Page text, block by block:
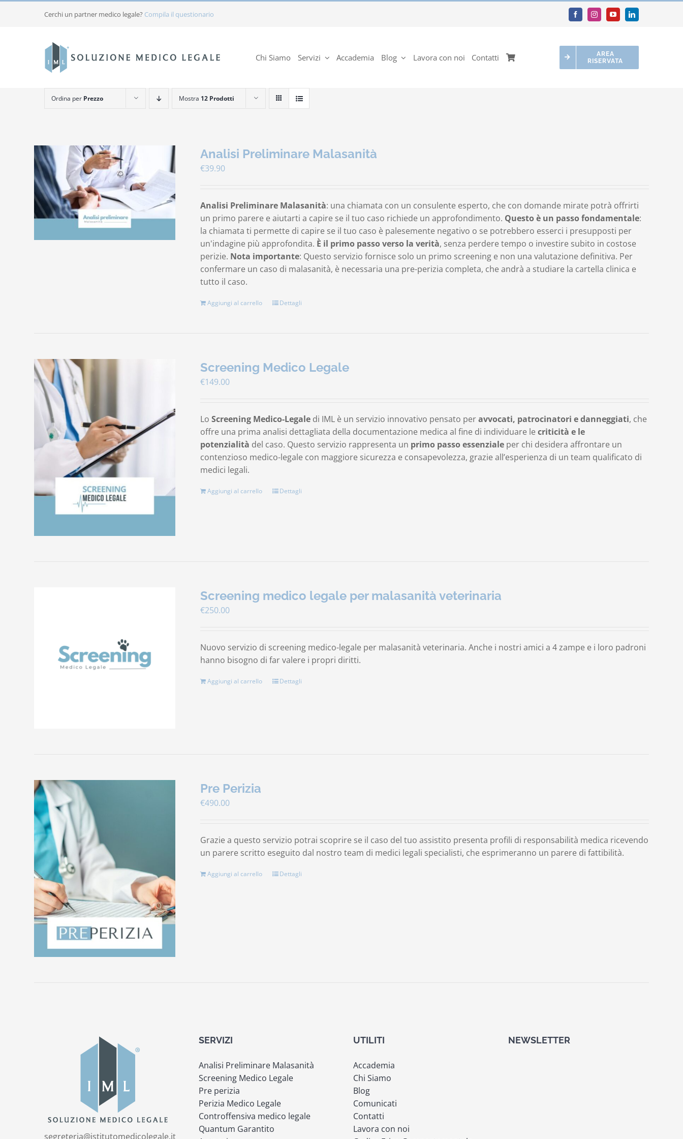
Cerchi un partner medico legale? Compila il questionario
Chi Siamo Servizi Accademia Blog Lavora con noi Contatti
AREA
RISERVATA
Ordina per Prezzo Mostra 12 Prodotti
Analisi Preliminare Malasanità
€39.90
Analisi Preliminare Malasanità: una chiamata con un consulente esperto, che con domande mirate potrà offrirti
un primo parere e aiutarti a capire se il tuo caso richiede un approfondimento. Questo è un passo fondamentale:
la chiamata ti permette di capire se il tuo caso è palesemente negativo o se potrebbero esserci i presupposti per
un'indagine più approfondita. È il primo passo verso la verità, senza perdere tempo o investire subito in costose
perizie. Nota importante: Questo servizio fornisce solo un primo screening e non una valutazione definitiva. Per
confermare un caso di malasanità, è necessaria una pre-perizia completa, che andrà a studiare la cartella clinica e
tutto il caso.
Aggiungi al carrello Dettagli
Screening Medico Legale
€149.00
Lo Screening Medico-Legaledi IML è un servizio innovativo pensato peravvocati, patrocinatori e danneggiati, che
offre una prima analisi dettagliata della documentazione medica al fine di individuare le criticità e le
potenzialità del caso. Questo servizio rappresenta un primo passo essenzialeper chi desidera affrontare un
contenzioso medico-legale con maggiore sicurezza e consapevolezza, grazie all’esperienza di un team qualificato di
medici legali.
Aggiungi al carrello Dettagli
Screening medico legale per malasanità veterinaria
€250.00
Nuovo servizio di screening medico-legale per malasanità veterinaria. Anche i nostri amici a 4 zampe e i loro padroni
hanno bisogno di far valere i propri diritti.
Aggiungi al carrello Dettagli
Pre Perizia
€490.00
Grazie a questo servizio potrai scoprire se il caso del tuo assistito presenta profili di responsabilità medica ricevendo
un parere scritto eseguito dal nostro team di medici legali specialisti, che esprimeranno un parere di fattibilità.
Aggiungi al carrello Dettagli
segreteria@istitutomedicolegale.it
SERVIZI
Analisi Preliminare Malasanità
Screening Medico Legale
Pre perizia
Perizia Medico Legale
Controffensiva medico legale
Quantum Garantito
UTILITI
Accademia
Chi Siamo
Blog
Comunicati
Contatti
Lavora con noi
NEWSLETTER